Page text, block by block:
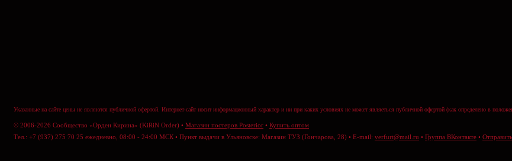
Указанные на сайте цены не являются публичной офертой. Интернет-сайт носит информационный характер и ни при каких условиях не может являеться публичной офертой (как определено в
© 2006-2026 Сообщество «Орден Кирина» (KiRiN Order) • Магазин постеров Posterior • Купить оптом
Тел.: +7 (937) 275 70 25 ежедневно, 08:00 - 24:00 МСК • Пункт выдачи в Ульяновске: Магазин ТУЗ (Гончарова, 28) • E-mail: verfurt@mail.ru • Группа ВКонтакте •